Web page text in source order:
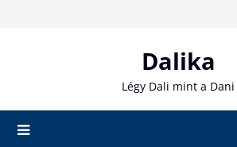
Dalika
Légy Dali mint a Dani